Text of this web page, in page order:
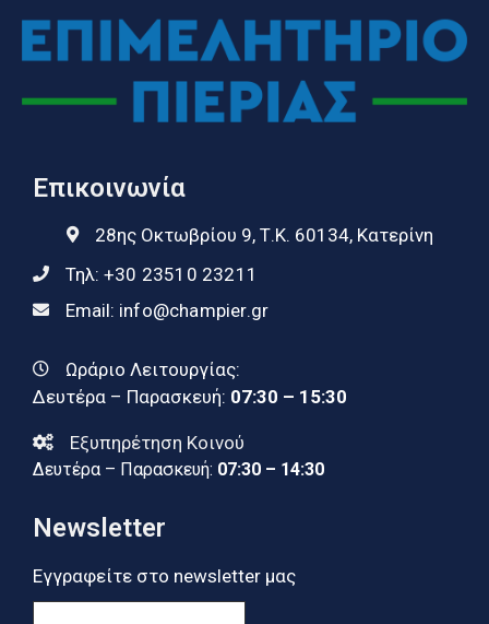
Επικοινωνία
28ης Οκτωβρίου 9, Τ.Κ. 60134, Κατερίνη
Τηλ: +30 23510 23211
Email: info@champier.gr
Ωράριο Λειτουργίας:
Δευτέρα – Παρασκευή: 07:30 – 15:30
Εξυπηρέτηση Κοινού
Δευτέρα – Παρασκευή: 07:30 – 14:30
Newsletter
Εγγραφείτε στο newsletter μας